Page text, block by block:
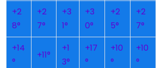
+2
8°
+2
7°
+3
1°
+3
0°
+2
5°
+2
7°
+14
°
+11°
+1
3°
+17
°
+10
°
+10
°